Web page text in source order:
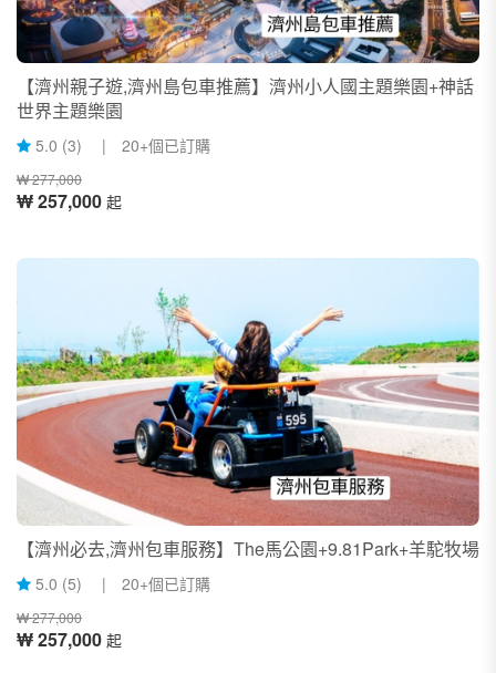
【濟州親子遊,濟州島包車推薦】濟州小人國主題樂園+神話
世界主題樂園
5.0 (3) | 20+個已訂購
₩ 277,000
₩ 257,000 起
【濟州必去,濟州包車服務】The馬公園+9.81Park+羊駝牧場
5.0 (5) | 20+個已訂購
₩ 277,000
₩ 257,000 起